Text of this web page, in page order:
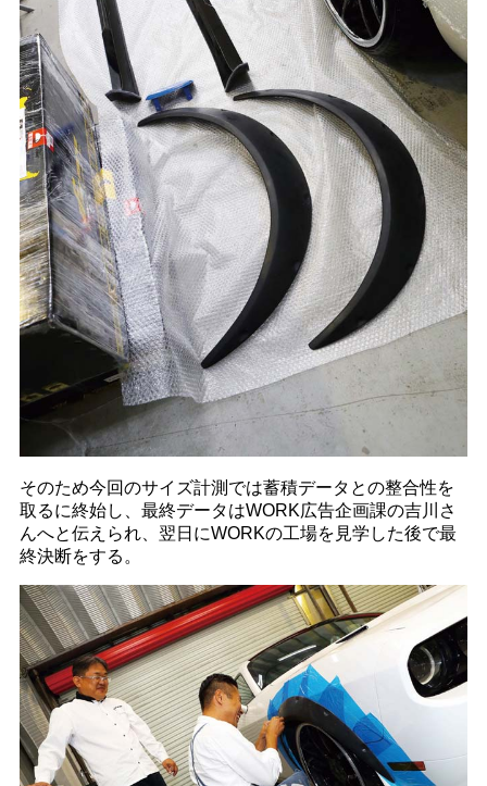
そのため今回のサイズ計測では蓄積データとの整合性を
取るに終始し、最終データはWORK広告企画課の吉川さ
んへと伝えられ、翌日にWORKの工場を見学した後で最
終決断をする。